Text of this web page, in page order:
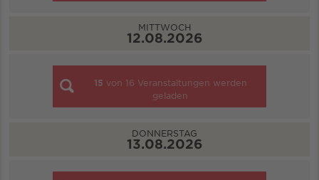
MITTWOCH
12.08.2026
15 von 16 Veranstaltungen werden
geladen
DONNERSTAG
13.08.2026